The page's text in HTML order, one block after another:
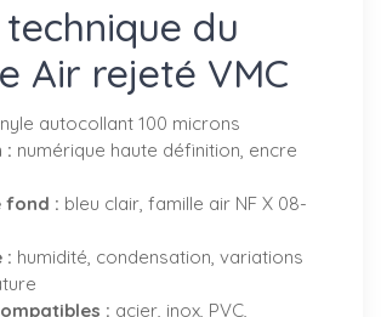
technique du
Air rejeté VMC
autocollant 100 microns
: numérique haute définition, encre
fond : bleu clair, famille air NF X 08-
: humidité, condensation, variations
: acier, inox, PVC,